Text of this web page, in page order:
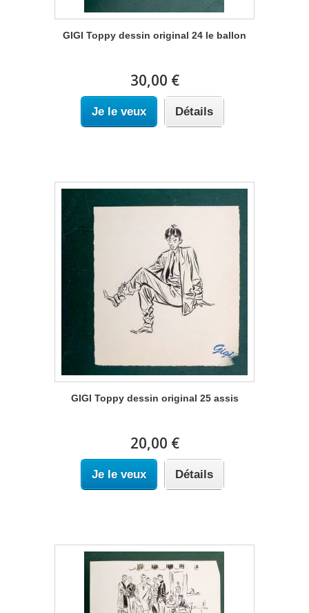
GIGI Toppy dessin original 24 le ballon
30,00 €
Je le veux Détails
GIGI Toppy dessin original 25 assis
20,00 €
Je le veux Détails